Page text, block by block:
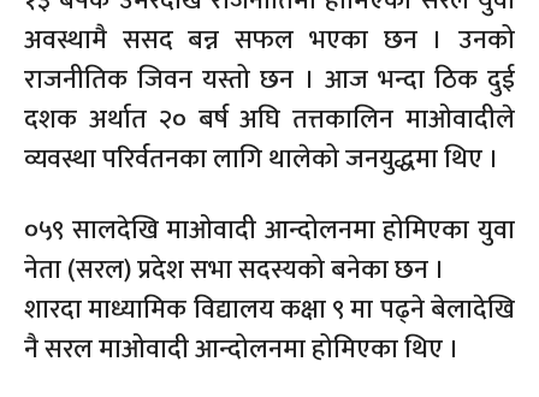
अवस्थामै ससद बन्न सफल भएका छन । उनको
राजनीतिक जिवन यस्तो छन । आज भन्दा ठिक दुई
दशक अर्थात २० बर्ष अघि तत्तकालिन माओवादीले
व्यवस्था परिर्वतनका लागि थालेको जनयुद्धमा थिए ।
०५९ सालदेखि माओवादी आन्दोलनमा होमिएका युवा
नेता (सरल) प्रदेश सभा सदस्यको बनेका छन ।
शारदा माध्यामिक विद्यालय कक्षा ९ मा पढ्ने बेलादेखि
नै सरल माओवादी आन्दोलनमा होमिएका थिए ।